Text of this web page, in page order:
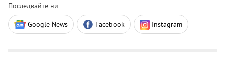
Последвайте ни
Google News Facebook Instagram